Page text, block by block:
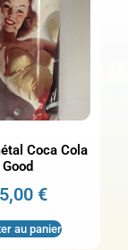
Coca Cola
Good
€
au panier